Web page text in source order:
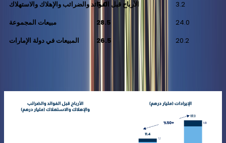
الأرباح قبل الفوائد والضرائب والإهلاك والاستهلاك
5.0
3.2
مبيعات المجموعة
28.5
24.0
المبيعات في دولة الإمارات
26.5 20.2